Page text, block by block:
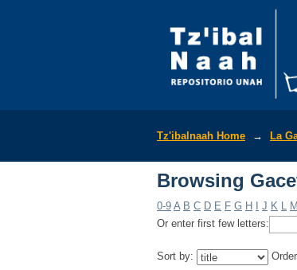
Tz'ibalnaah Home → La
Browsing
0-9 A B C D E F G H J K L M
Or enter first few letters:
Sort by: